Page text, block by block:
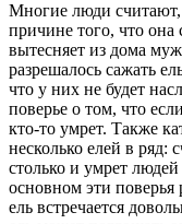
Многие люди считают,
причине того, что она
вытесняет из дома
разрешалось сажать
что у них не будет
поверье о том, что
кто-то умрет. Также
несколько елей в ряд:
столько и умрет
основном эти поверья
ель встречается